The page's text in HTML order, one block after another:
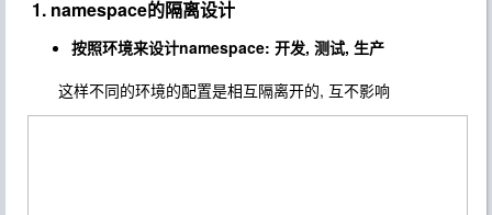
1. namespace的隔离设计
按照环境来设计namespace: 开发, 测试, 生产
这样不同的环境的配置是相互隔离开的, 互不影响